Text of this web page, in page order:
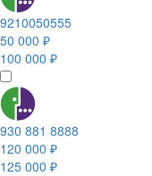
9210050555
50 000 ₽
100 000 ₽
930 881 8888
120 000 ₽
125 000 ₽